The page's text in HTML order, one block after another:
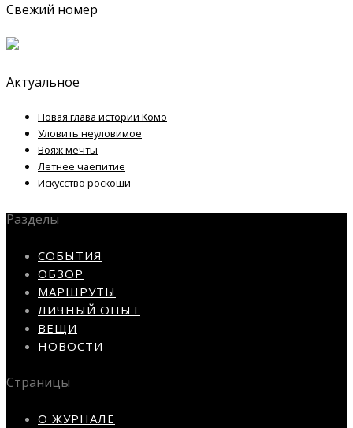
Свежий номер
Актуальное
Новая глава истории Комо
Уловить неуловимое
Вояж мечты
Летнее чаепитие
Искусство роскоши
Разделы
СОБЫТИЯ
ОБЗОР
МАРШРУТЫ
ЛИЧНЫЙ ОПЫТ
ВЕЩИ
НОВОСТИ
Страницы
О ЖУРНАЛЕ